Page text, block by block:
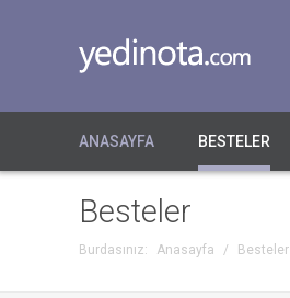
ANASAYFA BESTELER
Besteler
Burdasınız: Anasayfa / Besteler